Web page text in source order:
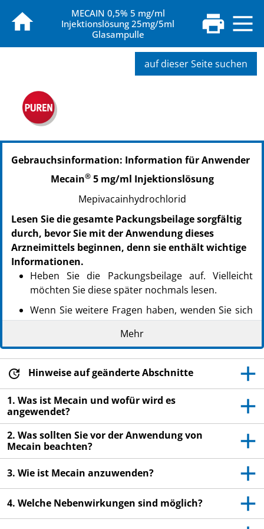
MECAIN 0,5% 5 mg/ml
Injektionslösung 25mg/5ml
Glasampulle
auf dieser Seite suchen
Gebrauchsinformation: Information für Anwender
Mecain®5 mg/ml Injektionslösung
Mepivacainhydrochlorid
Lesen Sie die gesamte Packungsbeilage sorgfältig
durch, bevor Sie mit der Anwendung dieses
Arzneimittels beginnen, denn sie enthält wichtige
Informationen.
Heben Sie die Packungsbeilage auf. Vielleicht
möchten Sie diese später nochmals lesen.
Wenn Sie weitere Fragen haben, wenden Sie sich
an Ihren Arzt, Apotheker oder das medizinische
Dieses Arzneimittel wurde Ihnen persönlich
verschrieben. Geben Sie es nicht an Dritte weiter.
Es kann anderen Menschen schaden, auch wenn
diese die gleichen Beschwerden haben wie Sie.
Wenn Sie Nebenwirkungen bemerken, wenden Sie
sich an Ihren Arzt, Apotheker oder das
medizinische Fachpersonal. Dies gilt auch für
Nebenwirkungen, die nicht in dieser
Packungsbeilage angegeben sind. Siehe Abschnitt
4.
Mehr
Hinweise auf geänderte Abschnitte
1. Was ist Mecain und wofür wird es
angewendet?
2. Was sollten Sie vor der Anwendung von
Mecain beachten?
3. Wie ist Mecain anzuwenden?
4. Welche Nebenwirkungen sind möglich?